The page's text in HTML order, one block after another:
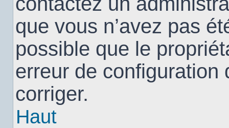
que vous n’avez pas
possible que le
erreur de configuration
corriger.
Haut